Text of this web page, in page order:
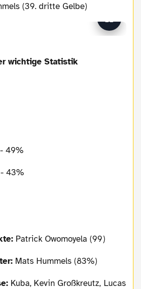
(39. dritte Gelbe)
wichtige Statistik
- 49%
- 43%
Patrick Owomoyela (99)
Mats Hummels (83%)
Kuba, Kevin Großkreutz, Lucas